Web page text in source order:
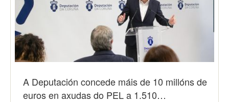
A Deputación concede máis de 10 millóns de
euros en axudas do PEL a 1.510…